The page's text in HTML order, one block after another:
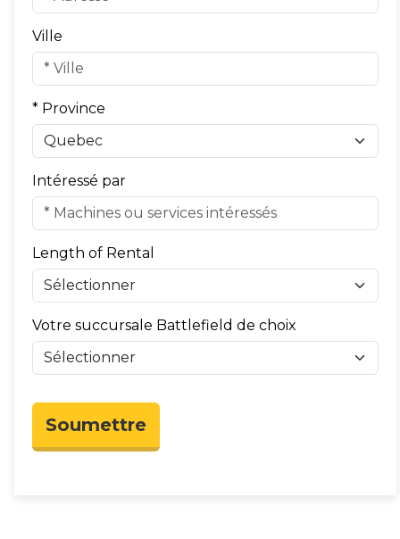
Ville
* Province
Intéressé par
Length of Rental
Votre succursale Battlefield de choix
Soumettre